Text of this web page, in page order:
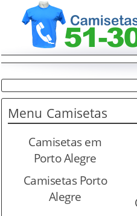
Menu Camisetas
Camisetas em
Porto Alegre
Camisetas Porto
Alegre